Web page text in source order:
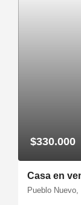
$330.000
Casa en
Pueblo